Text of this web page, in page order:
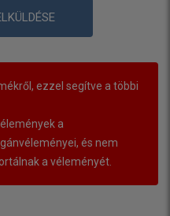
ezzel segítve a többi
a
és nem
a véleményét.